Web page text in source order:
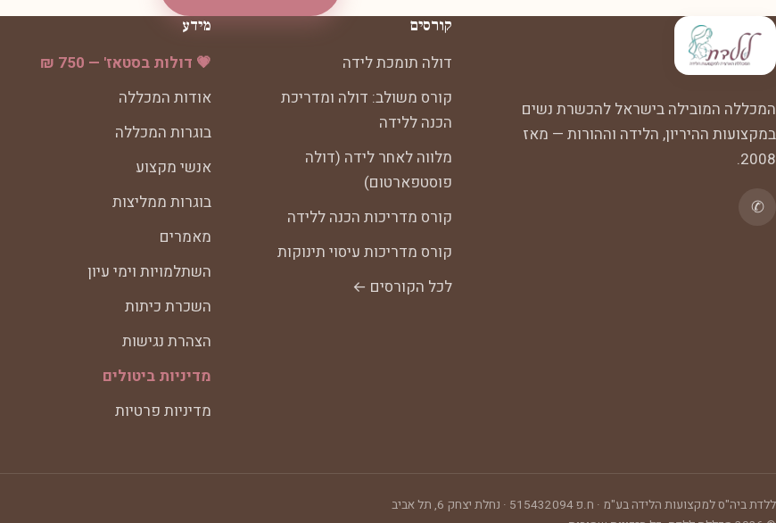
המכללה המובילה בישראל להכשרת נשים
במקצועות ההיריון, הלידה וההורות — מאז
2008.
✆
קורסים
דולה תומכת לידה
קורס משולב: דולה ומדריכת
הכנה ללידה
מלווה לאחר לידה (דולה
פוסטפארטום)
קורס מדריכות הכנה ללידה
קורס מדריכות עיסוי תינוקות
לכל הקורסים ←
מידע
💗 דולות בסטאז' — 750 ₪
אודות המכללה
בוגרות המכללה
אנשי מקצוע
בוגרות ממליצות
מאמרים
השתלמויות וימי עיון
השכרת כיתות
הצהרת נגישות
מדיניות ביטולים
מדיניות פרטיות
ללדת ביה"ס למקצועות הלידה בע"מ · ח.פ515432094
· נחלת יצחק 6, תל אביב